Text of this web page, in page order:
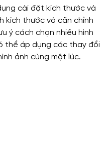
cài đặt kích thước và
kích thước và căn chỉnh
ý cách chọn nhiều hình
thể áp dụng các thay đổi
ảnh cùng một lúc.